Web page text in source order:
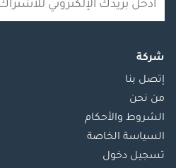
شركة
إتصل بنا
من نحن
الشروط والأحكام
السياسة الخاصة
تسجيل دخول